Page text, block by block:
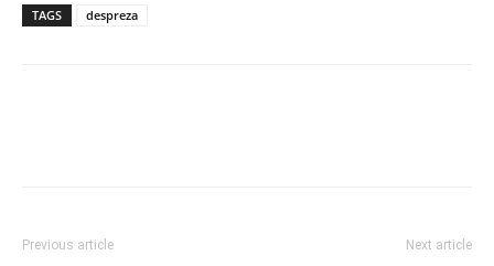
TAGS despreza
Previous article Next article